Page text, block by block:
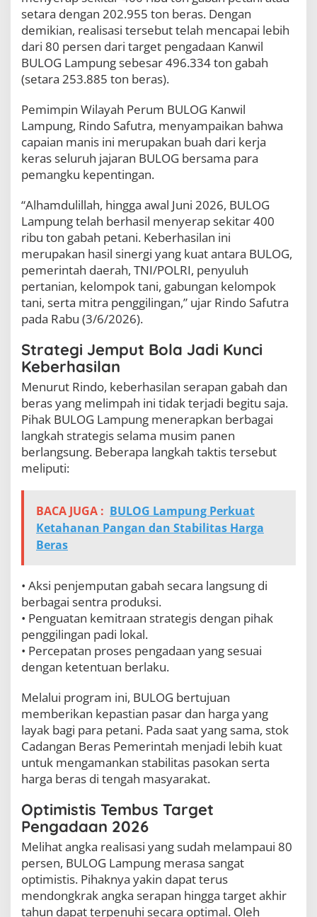
setara dengan 202.955 ton beras. Dengan
demikian, realisasi tersebut telah mencapai lebih
dari 80 persen dari target pengadaan Kanwil
BULOG Lampung sebesar 496.334 ton gabah
(setara 253.885 ton beras).
Pemimpin Wilayah Perum BULOG Kanwil
Lampung, Rindo Safutra, menyampaikan bahwa
capaian manis ini merupakan buah dari kerja
keras seluruh jajaran BULOG bersama para
pemangku kepentingan.
“Alhamdulillah, hingga awal Juni 2026, BULOG
Lampung telah berhasil menyerap sekitar 400
ribu ton gabah petani. Keberhasilan ini
merupakan hasil sinergi yang kuat antara BULOG,
pemerintah daerah, TNI/POLRI, penyuluh
pertanian, kelompok tani, gabungan kelompok
tani, serta mitra penggilingan,” ujar Rindo Safutra
pada Rabu (3/6/2026).
Strategi Jemput Bola Jadi Kunci
Keberhasilan
Menurut Rindo, keberhasilan serapan gabah dan
beras yang melimpah ini tidak terjadi begitu saja.
Pihak BULOG Lampung menerapkan berbagai
langkah strategis selama musim panen
berlangsung. Beberapa langkah taktis tersebut
meliputi:
BACA JUGA : BULOG Lampung Perkuat
Ketahanan Pangan dan Stabilitas Harga
Beras
• Aksi penjemputan gabah secara langsung di
berbagai sentra produksi.
• Penguatan kemitraan strategis dengan pihak
penggilingan padi lokal.
• Percepatan proses pengadaan yang sesuai
dengan ketentuan berlaku.
Melalui program ini, BULOG bertujuan
memberikan kepastian pasar dan harga yang
layak bagi para petani. Pada saat yang sama, stok
Cadangan Beras Pemerintah menjadi lebih kuat
untuk mengamankan stabilitas pasokan serta
harga beras di tengah masyarakat.
Optimistis Tembus Target
Pengadaan 2026
Melihat angka realisasi yang sudah melampaui 80
persen, BULOG Lampung merasa sangat
optimistis. Pihaknya yakin dapat terus
mendongkrak angka serapan hingga target akhir
tahun dapat terpenuhi secara optimal. Oleh